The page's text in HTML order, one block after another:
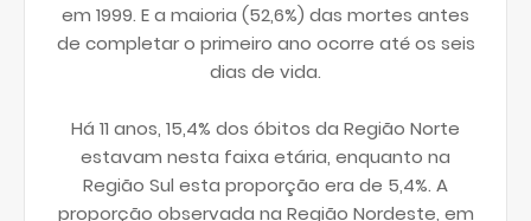
em 1999. E a maioria (52,6%) das mortes antes
de completar o primeiro ano ocorre até os seis
dias de vida.
Há 11 anos, 15,4% dos óbitos da Região Norte
estavam nesta faixa etária, enquanto na
Região Sul esta proporção era de 5,4%. A
proporção observada na Região Nordeste, em